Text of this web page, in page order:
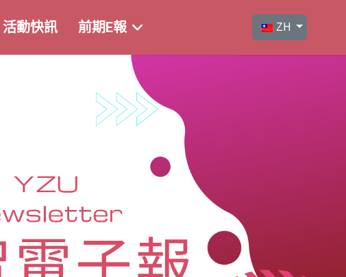
活動快訊 前期E報 選擇你的語言
ZH